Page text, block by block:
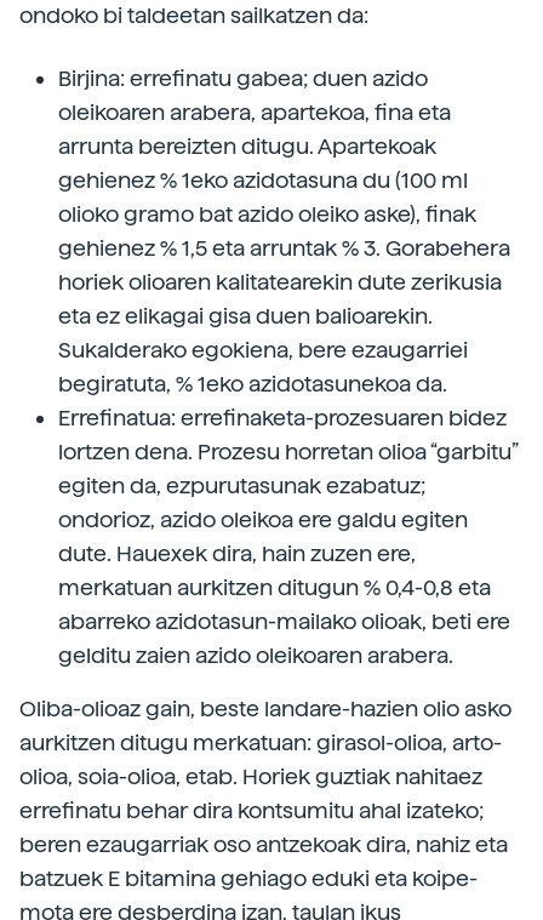
ondoko bi taldeetan sailkatzen da:
Birjina: errefinatu gabea; duen azido
oleikoaren arabera, apartekoa, fina eta
arrunta bereizten ditugu. Apartekoak
gehienez % 1eko azidotasuna du (100 ml
olioko gramo bat azido oleiko aske), finak
gehienez % 1,5 eta arruntak % 3. Gorabehera
horiek olioaren kalitatearekin dute zerikusia
eta ez elikagai gisa duen balioarekin.
Sukalderako egokiena, bere ezaugarriei
begiratuta, % 1eko azidotasunekoa da.
Errefinatua: errefinaketa-prozesuaren bidez
lortzen dena. Prozesu horretan olioa “garbitu”
egiten da, ezpurutasunak ezabatuz;
ondorioz, azido oleikoa ere galdu egiten
dute. Hauexek dira, hain zuzen ere,
merkatuan aurkitzen ditugun % 0,4-0,8 eta
abarreko azidotasun-mailako olioak, beti ere
gelditu zaien azido oleikoaren arabera.
Oliba-olioaz gain, beste landare-hazien olio asko
aurkitzen ditugu merkatuan: girasol-olioa, arto-
olioa, soia-olioa, etab. Horiek guztiak nahitaez
errefinatu behar dira kontsumitu ahal izateko;
beren ezaugarriak oso antzekoak dira, nahiz eta
batzuek E bitamina gehiago eduki eta koipe-
mota ere desberdina izan, taulan ikus